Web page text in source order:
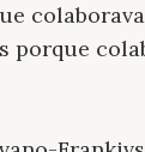
porque